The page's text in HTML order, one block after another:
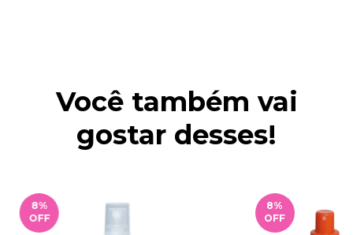
Você também vai
gostar desses!
8%
OFF
8%
OFF